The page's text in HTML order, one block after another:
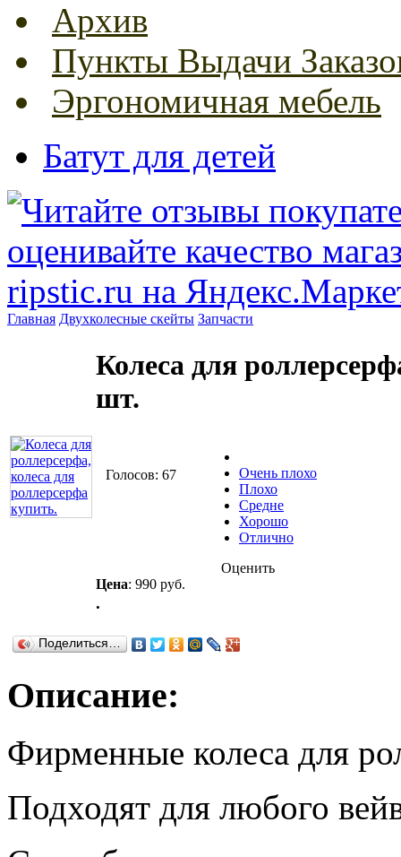
Архив
Пункты Выдачи
Эргономичная мебель
Батут для детей
Главная Двухколесные скейты Запчасти
Колеса для
шт.
Голосов: 67
Очень плохо
Плохо
Средне
Хорошо
Отлично
Оценить
Цена: 990 руб.
.
Поделиться…
Описание:
Фирменные колеса для
Подходят для любого